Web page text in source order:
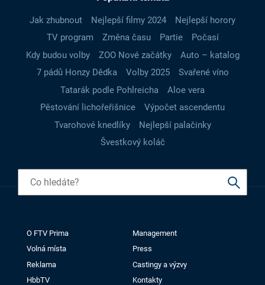
Jak zhubnout Nejlepší filmy 2024
Nejlepší horory
TV program
Změna času Partie
Počasí
Kdy budou volby
ZOO Nové začátky
Auto – katalog
7 pádů Honzy Dědka
Volby 2025
Svařené víno
Tatarák podle Pohlreicha
Aloe vera
Pěstování lichořeřišnice
Výpočet ascendentu
Tvarohové knedlíky
Nejlepší palačinky
Švestkový koláč
O FTV Prima
Management
Volná místa
Press
Reklama
Castingy a výzvy
HbbTV
Kontakty